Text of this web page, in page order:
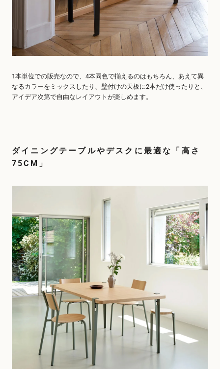
1本単位での販売なので、4本同色で揃えるのはもちろん、あえて異
なるカラーをミックスしたり、壁付けの天板に2本だけ使ったりと、
アイデア次第で自由なレイアウトが楽しめます。
ダイニングテーブルやデスクに最適な「高さ
75CM」